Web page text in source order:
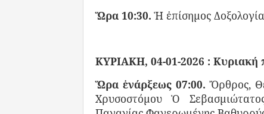
Ὥρα 10:30. Ἡ ἐπίσημος
ΚΥΡΙΑΚΗ, 04-01-2026 :
Ὥρα ἐνάρξεως 07:00.Ὄρθρος,
Χρυσοστόμου Ὁ